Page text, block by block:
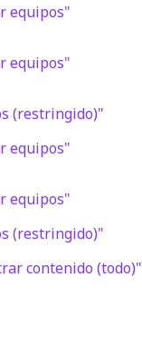
equipos"
equipos"
(restringido)"
equipos"
equipos"
(restringido)"
contenido (todo)"